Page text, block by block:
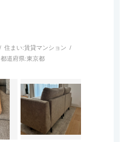
住まい:賃貸マンション
都道府県:東京都